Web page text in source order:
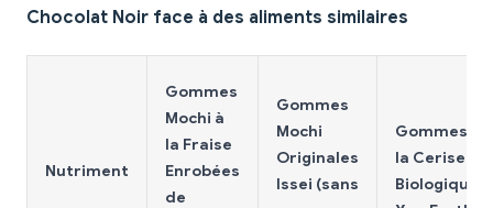
Chocolat Noir face à des aliments similaires
Nutriment
Gommes
Mochi à
la Fraise
Enrobées
de
Gommes
Mochi
Originales
Issei (sans
Gommes à
la Cerise
Biologiques